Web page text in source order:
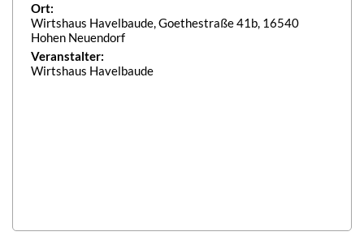
Ort:
Wirtshaus Havelbaude, Goethestraße 41b, 16540
Hohen Neuendorf
Veranstalter:
Wirtshaus Havelbaude